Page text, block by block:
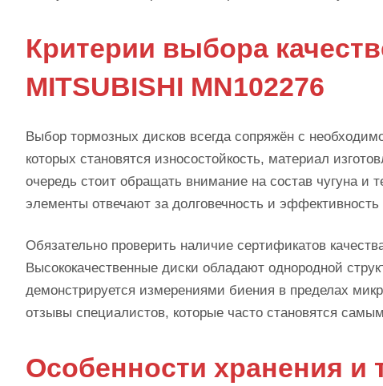
Критерии выбора
MITSUBISHI MN102276
Выбор тормозных дисков всегда сопряжён с
которых становятся износостойкость, материал
очередь стоит обращать внимание на состав чугуна и
элементы отвечают за долговечность и
Обязательно проверить наличие сертификатов
Высококачественные диски обладают однородной
демонстрируется измерениями биения в пределах
отзывы специалистов, которые часто становятся
Особенности хранения и